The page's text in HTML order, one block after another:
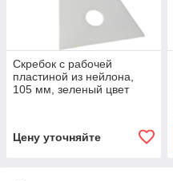
Скребок с рабочей
пластиной из нейлона,
105 мм, зеленый цвет
Цену уточняйте